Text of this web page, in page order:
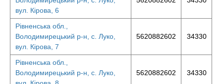
вул. Кірова, 6
Рівненська обл.,
Володимирецький р-н, с. Луко,
вул. Кірова, 7
5620882602 34330
Рівненська обл.,
Володимирецький р-н, с. Луко,
5620882602 34330